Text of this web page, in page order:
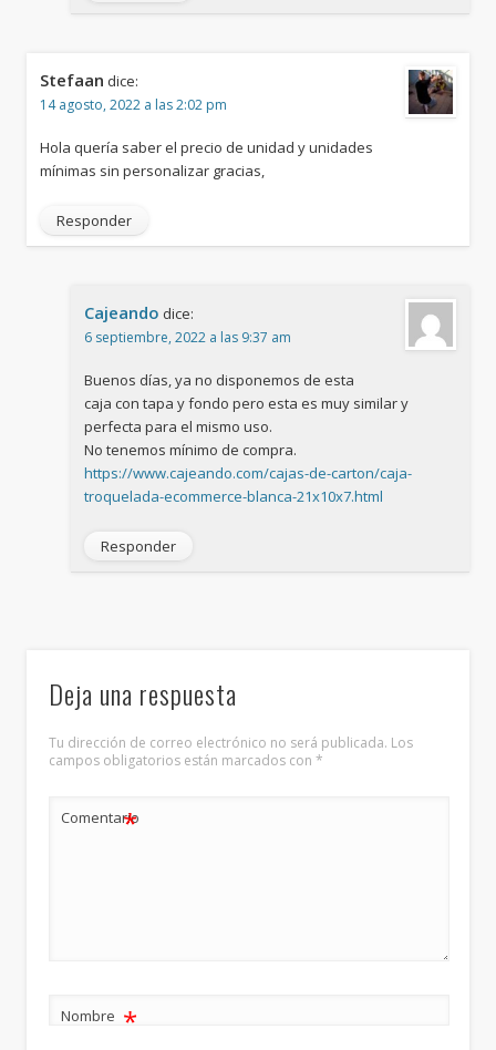
Stefaan dice:
14 agosto, 2022 a las 2:02 pm
Hola quería saber el precio de unidad y unidades
mínimas sin personalizar gracias,
Responder
Cajeando dice:
6 septiembre, 2022 a las 9:37 am
Buenos días, ya no disponemos de esta
caja con tapa y fondo pero esta es muy similar y
perfecta para el mismo uso.
No tenemos mínimo de compra.
https://www.cajeando.com/cajas-de-carton/caja-
troquelada-ecommerce-blanca-21x10x7.html
Responder
Deja una respuesta
Tu dirección de correo electrónico no será publicada. Los
campos obligatorios están marcados con*
Comentario
*
Nombre *